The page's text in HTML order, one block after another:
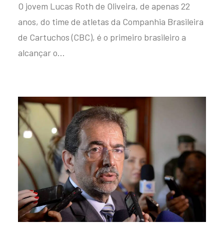
O jovem Lucas Roth de Oliveira, de apenas 22
anos, do time de atletas da Companhia Brasileira
de Cartuchos (CBC), é o primeiro brasileiro a
alcançar o…